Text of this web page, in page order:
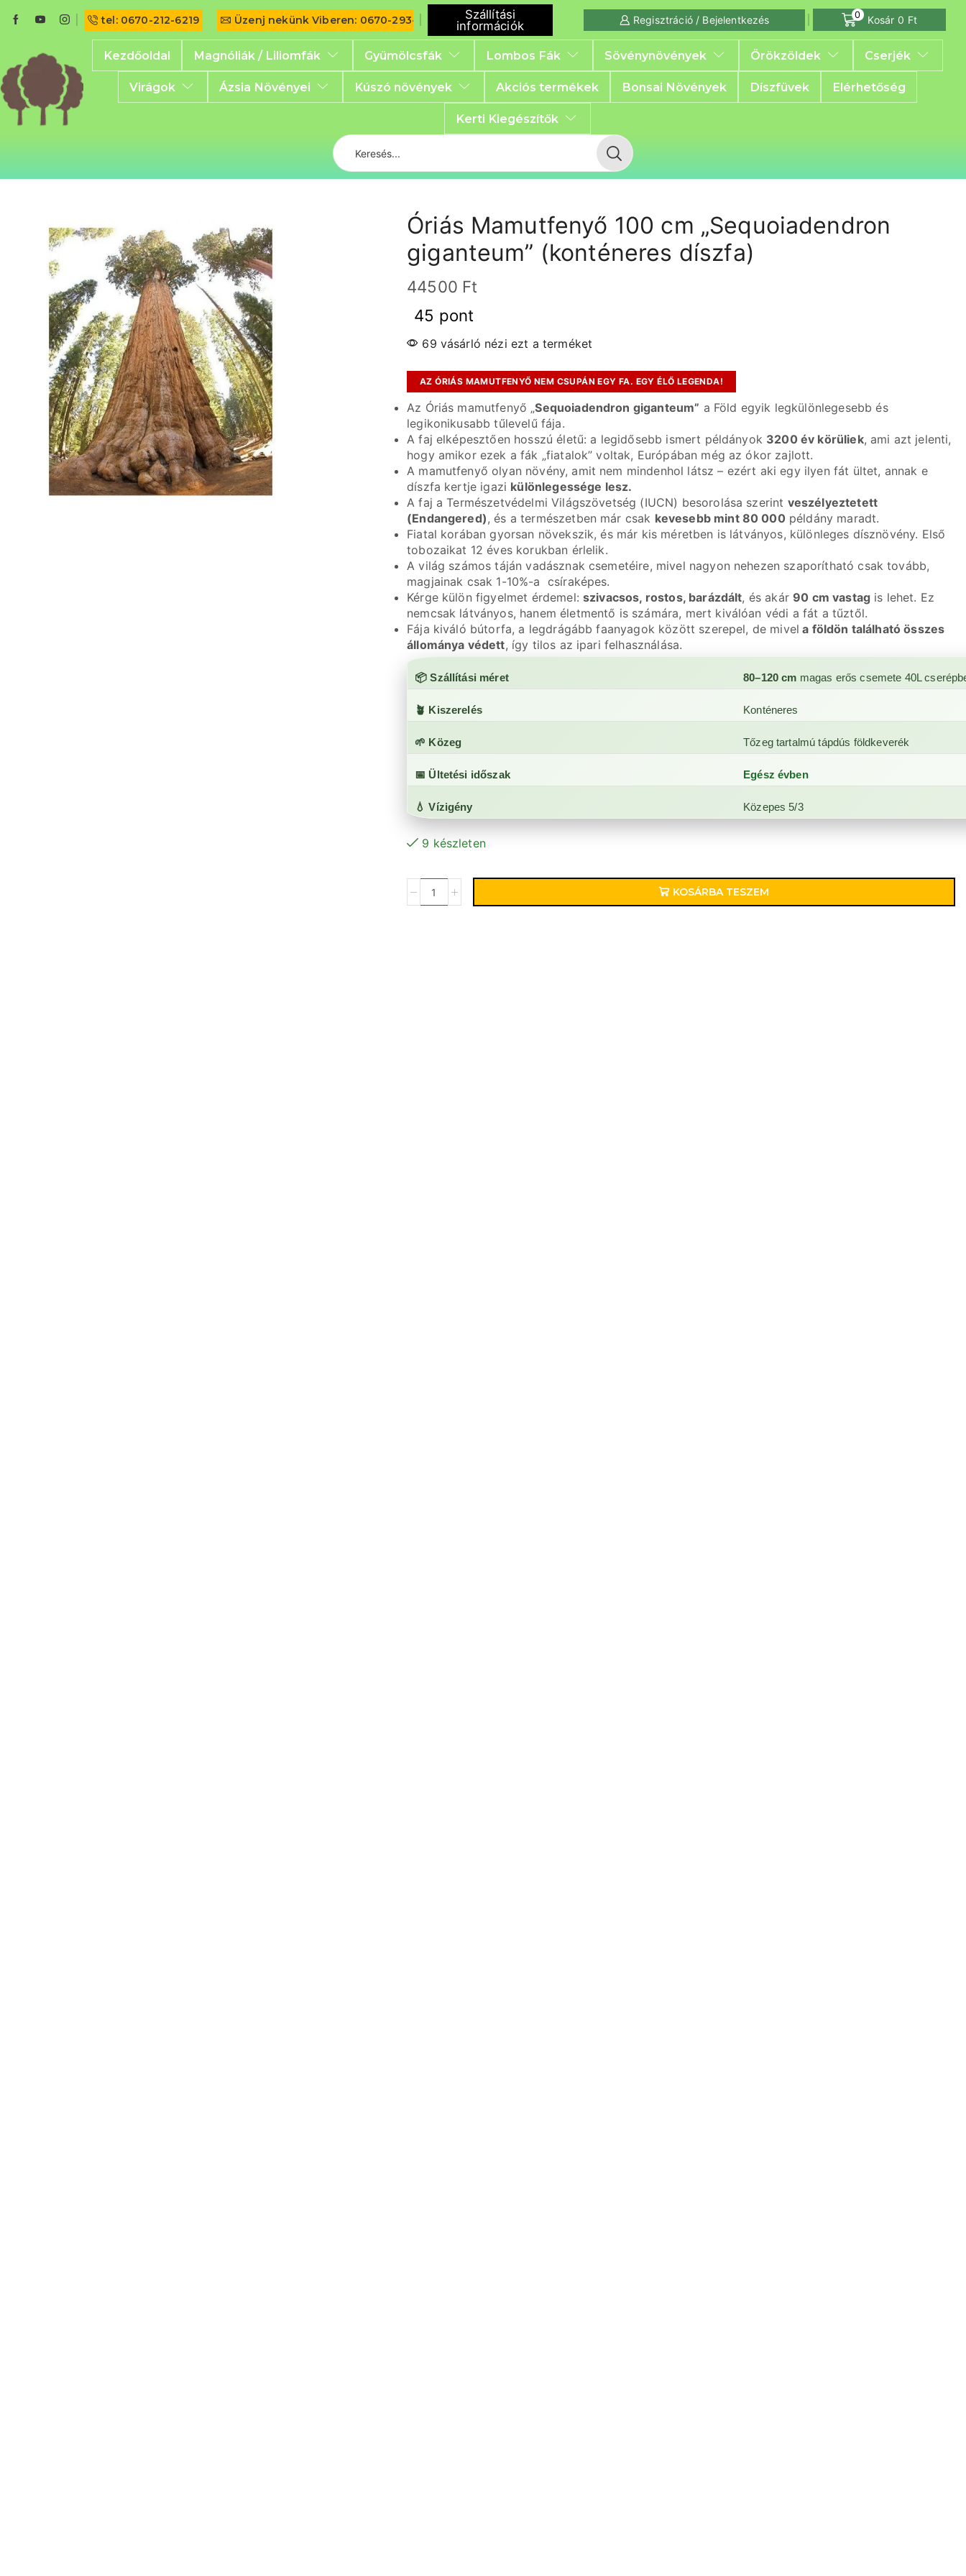
tel: 0670-212-6219 Üzenj nekünk Viberen: 0670-293-6792
Szállítási
információk
Regisztráció / Bejelentkezés 0 Kosár 0 Ft
Kezdőoldal Magnóliák / Liliomfák Gyümölcsfák Lombos Fák Sövénynövények Örökzöldek Cserjék
Virágok Ázsia Növényei Kúszó növények Akciós termékek Bonsai Növények Díszfüvek Elérhetőség
Kerti Kiegészítők
Óriás Mamutfenyő 100 cm „Sequoiadendron
giganteum” (konténeres díszfa)
44500 Ft
45 pont
69 vásárló nézi ezt a terméket
AZ ÓRIÁS MAMUTFENYŐ NEM CSUPÁN EGY FA. EGY ÉLŐ LEGENDA!
Az Óriás mamutfenyő „Sequoiadendron giganteum” a Föld egyik legkülönlegesebb és
legikonikusabb tűlevelű fája.
A faj elképesztően hosszú életű: a legidősebb ismert példányok 3200 év körüliek, ami azt jelenti,
hogy amikor ezek a fák „fiatalok” voltak, Európában még az ókor zajlott.
A mamutfenyő olyan növény, amit nem mindenhol látsz – ezért aki egy ilyen fát ültet, annak e
díszfa kertje igazi különlegessége lesz.
A faj a Természetvédelmi Világszövetség (IUCN) besorolása szerint veszélyeztetett
(Endangered), és a természetben már csak kevesebb mint 80 000példány maradt.
Fiatal korában gyorsan növekszik, és már kis méretben is látványos, különleges dísznövény. Első
tobozaikat 12 éves korukban érlelik.
A világ számos táján vadásznak csemetéire, mivel nagyon nehezen szaporítható csak tovább,
magjainak csak 1-10%-a csíraképes.
Kérge külön figyelmet érdemel: szivacsos, rostos, barázdált, és akár90 cm vastag is lehet. Ez
nemcsak látványos, hanem életmentő is számára, mert kiválóan védi a fát a tűztől.
Fája kiváló bútorfa, a legdrágább faanyagok között szerepel, de mivel a földön található összes
állománya védett, így tilos az ipari felhasználása.
📦Szállítási méret 80–120 cm magas erős csemete 40L
🪴 Kiszerelés Konténeres
🌱 Közeg Tőzeg tartalmú tápdús földkeverék
📅 Ültetési időszak Egész évben
💧Vízigény Közepes 5/3
9 készleten
KOSÁRBA TESZEM